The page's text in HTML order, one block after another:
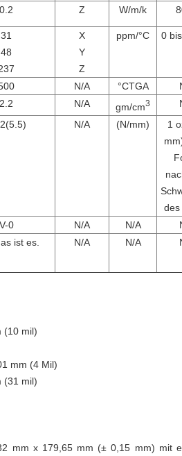
0.2 Z W/m/k
31
48
X
Y
Z
ppm/°C 0
N/A °CTGA
2.2 N/A gm/cm3
N/A (N/mm)
1
des
V-0 N/A N/A
ist es. N/A N/A
(10 mil)
mm (4 Mil)
(31 mil)
mm x 179,65 mm (± 0,15 mm) mit